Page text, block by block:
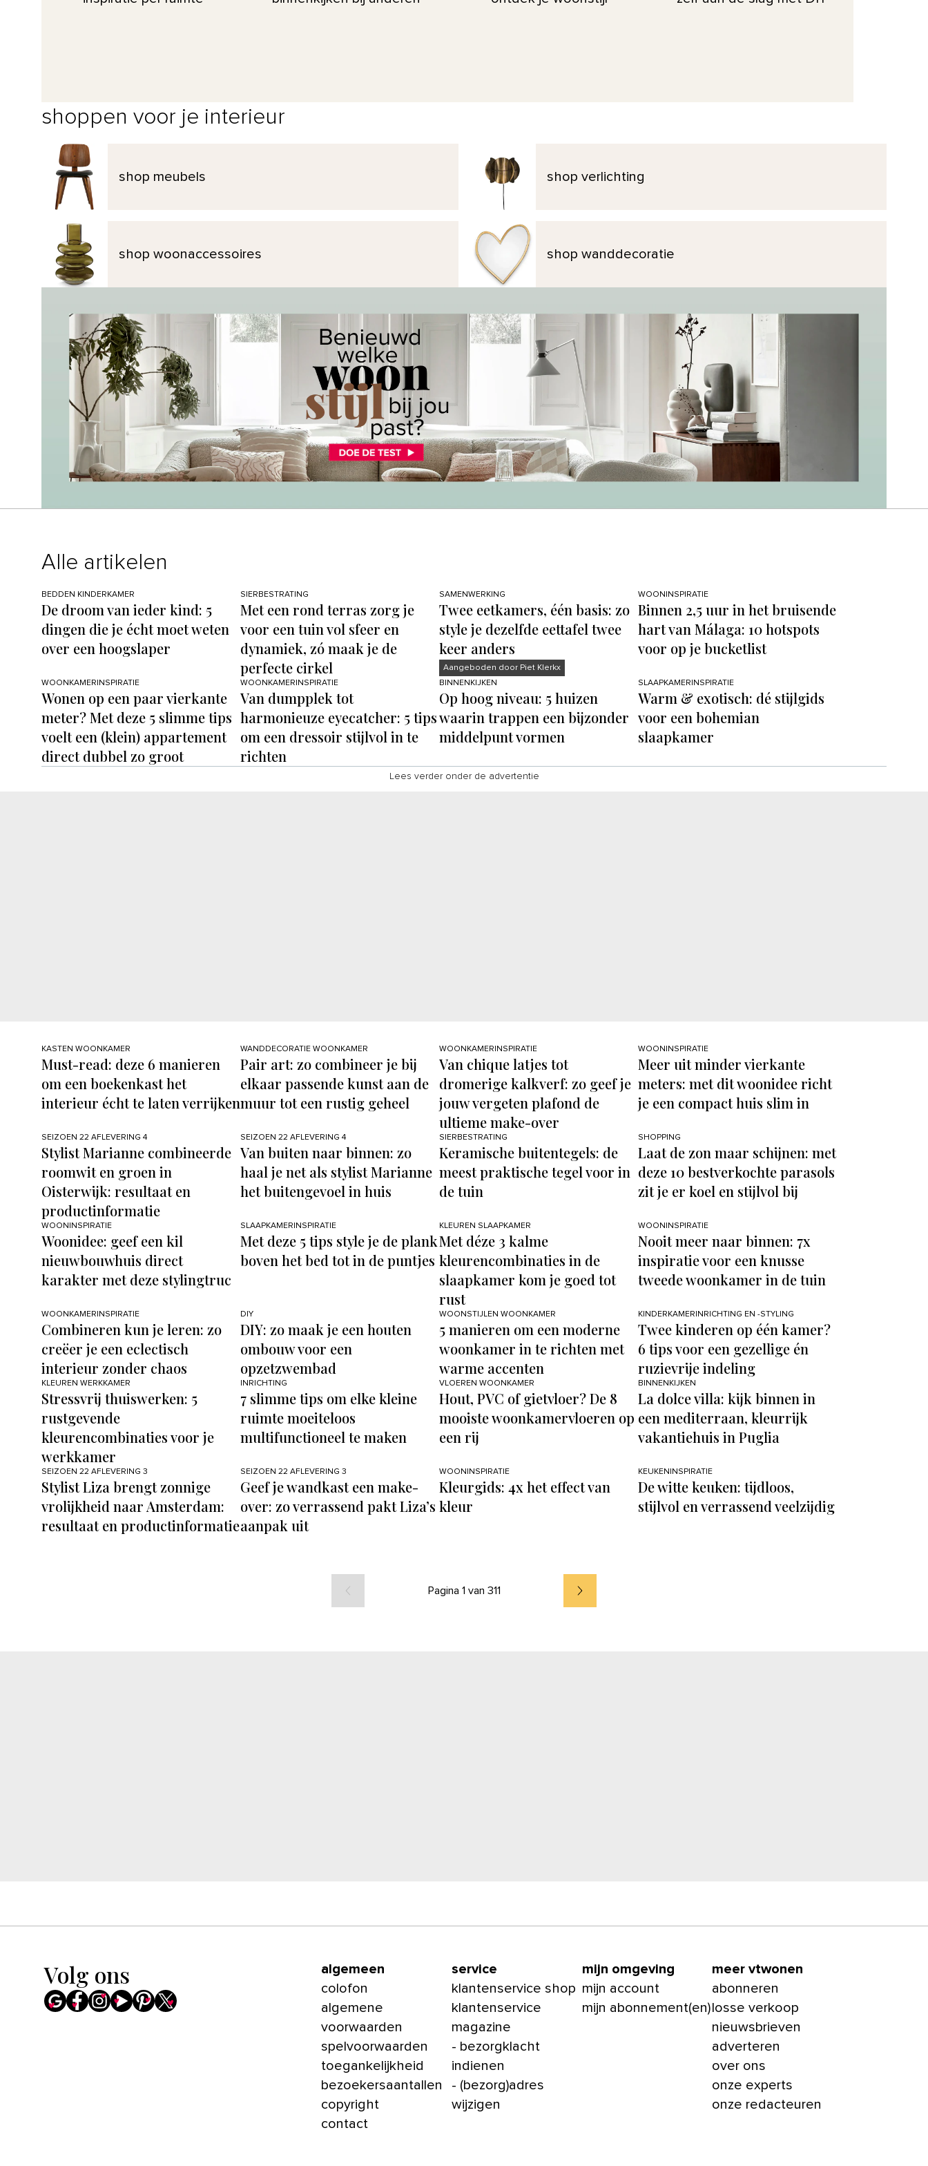
shoppen voor je interieur
shop meubels shop verlichting
shop woonaccessoires shop wanddecoratie
Alle artikelen
BEDDEN KINDERKAMER
De droom van ieder kind: 5
dingen die je écht moet weten
over een hoogslaper
SIERBESTRATING
Met een rond terras zorg je
voor een tuin vol sfeer en
dynamiek, zó maak je de
perfecte cirkel
SAMENWERKING
Twee eetkamers, één basis: zo
style je dezelfde eettafel twee
keer anders
Aangeboden door Piet Klerkx
WOONINSPIRATIE
Binnen 2,5 uur in het bruisende
hart van Málaga: 10 hotspots
voor op je bucketlist
WOONKAMERINSPIRATIE
Wonen op een paar vierkante
meter? Met deze 5 slimme tips
voelt een (klein) appartement
direct dubbel zo groot
WOONKAMERINSPIRATIE
Van dumpplek tot
harmonieuze eyecatcher: 5 tips
om een dressoir stijlvol in te
richten
BINNENKIJKEN
Op hoog niveau: 5 huizen
waarin trappen een bijzonder
middelpunt vormen
SLAAPKAMERINSPIRATIE
Warm & exotisch: dé stijlgids
voor een bohemian
slaapkamer
Lees verder onder de advertentie
KASTEN WOONKAMER
Must-read: deze 6 manieren
om een boekenkast het
interieur écht te laten verrijken
WANDDECORATIE WOONKAMER
Pair art: zo combineer je bij
elkaar passende kunst aan de
muur tot een rustig geheel
WOONKAMERINSPIRATIE
Van chique latjes tot
dromerige kalkverf: zo geef je
jouw vergeten plafond de
ultieme make-over
WOONINSPIRATIE
Meer uit minder vierkante
meters: met dit woonidee richt
je een compact huis slim in
SEIZOEN 22 AFLEVERING 4
Stylist Marianne combineerde
roomwit en groen in
Oisterwijk: resultaat en
productinformatie
SEIZOEN 22 AFLEVERING 4
Van buiten naar binnen: zo
haal je net als stylist Marianne
het buitengevoel in huis
SIERBESTRATING
Keramische buitentegels: de
meest praktische tegel voor in
de tuin
SHOPPING
Laat de zon maar schijnen: met
deze 10 bestverkochte parasols
zit je er koel en stijlvol bij
WOONINSPIRATIE
Woonidee: geef een kil
nieuwbouwhuis direct
karakter met deze stylingtruc
SLAAPKAMERINSPIRATIE
Met deze 5 tips style je de plank
boven het bed tot in de puntjes
KLEUREN SLAAPKAMER
Met déze 3 kalme
kleurencombinaties in de
slaapkamer kom je goed tot
rust
WOONINSPIRATIE
Nooit meer naar binnen: 7x
inspiratie voor een knusse
tweede woonkamer in de tuin
WOONKAMERINSPIRATIE
Combineren kun je leren: zo
creëer je een eclectisch
interieur zonder chaos
DIY
DIY: zo maak je een houten
ombouw voor een
opzetzwembad
WOONSTIJLEN WOONKAMER
5 manieren om een moderne
woonkamer in te richten met
warme accenten
KINDERKAMERINRICHTING EN -STYLING
Twee kinderen op één kamer?
6 tips voor een gezellige én
ruzievrije indeling
KLEUREN WERKKAMER
Stressvrij thuiswerken: 5
rustgevende
kleurencombinaties voor je
werkkamer
INRICHTING
7 slimme tips om elke kleine
ruimte moeiteloos
multifunctioneel te maken
VLOEREN WOONKAMER
Hout, PVC of gietvloer? De 8
mooiste woonkamervloeren op
een rij
BINNENKIJKEN
La dolce villa: kijk binnen in
een mediterraan, kleurrijk
vakantiehuis in Puglia
SEIZOEN 22 AFLEVERING 3
Stylist Liza brengt zonnige
vrolijkheid naar Amsterdam:
resultaat en productinformatie
SEIZOEN 22 AFLEVERING 3
Geef je wandkast een make-
over: zo verrassend pakt Liza’s
aanpak uit
WOONINSPIRATIE
Kleurgids: 4x het effect van
kleur
KEUKENINSPIRATIE
De witte keuken: tijdloos,
stijlvol en verrassend veelzijdig
Pagina 1 van 311
Volg ons
algemeen
colofon
algemene
voorwaarden
spelvoorwaarden
toegankelijkheid
bezoekersaantallen
copyright
contact
service
klantenservice shop
klantenservice
magazine
- bezorgklacht
indienen
- (bezorg)adres
wijzigen
mijn omgeving
mijn account
mijn abonnement(en)
meer vtwonen
abonneren
losse verkoop
nieuwsbrieven
adverteren
over ons
onze experts
onze redacteuren